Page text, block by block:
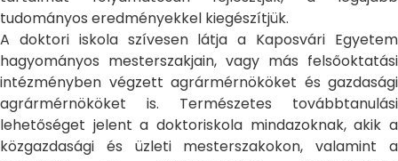
tudományos eredményekkel kiegészítjük.
A doktori iskola szívesen látja a Kaposvári Egyetem
hagyományos mesterszakjain, vagy más felsőoktatási
intézményben végzett agrármérnököket és gazdasági
agrármérnököket is. Természetes továbbtanulási
lehetőséget jelent a doktoriskola mindazoknak, akik a
közgazdasági és üzleti mesterszakokon, valamint a